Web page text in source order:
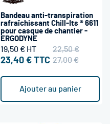
Bandeau anti-transpiration
rafraîchissant Chill-Its ® 6611
pour casque de chantier -
ERGODYNE
23,40 €
19,50 €
27,00 €
22,50 €
Ajouter au panier